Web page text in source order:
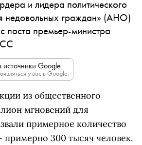
и лидера политического
недовольных граждан» (АНО)
поста премьер-министра
Google
у вас в Google.
из общественного
мгновений для
примерное количество
примерно 300 тысяч человек.